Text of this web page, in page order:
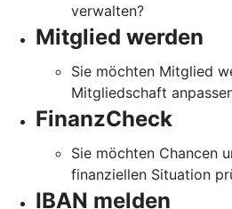
verwalten?
Mitglied werden
Sie möchten Mitglied
Mitgliedschaft
FinanzCheck
Sie möchten Chancen
finanziellen Situation
IBAN melden